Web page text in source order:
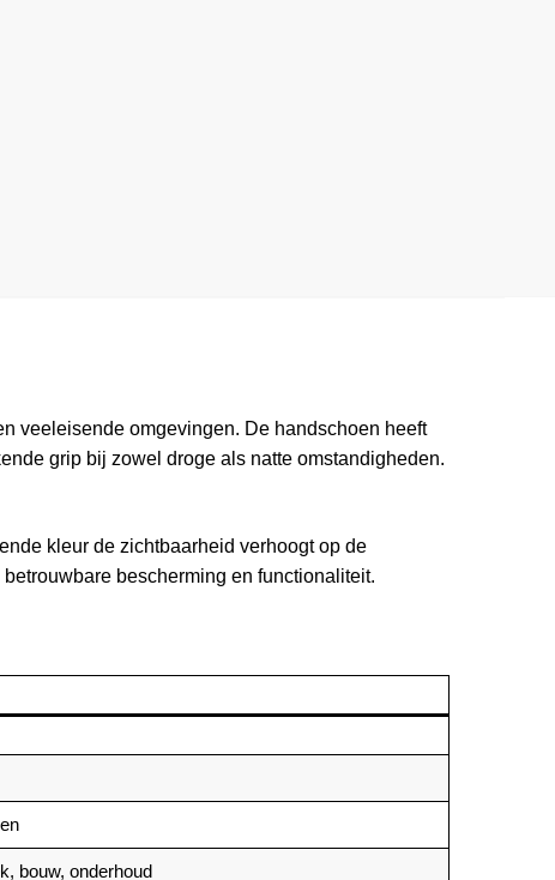
veeleisende omgevingen. De handschoen heeft
grip bij zowel droge als natte omstandigheden.
kleur de zichtbaarheid verhoogt op de
bescherming en functionaliteit.
bouw, onderhoud